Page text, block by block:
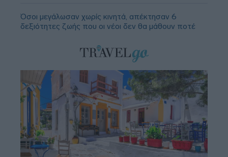
Όσοι μεγάλωσαν χωρίς κινητά, απέκτησαν 6
δεξιότητες ζωής που οι νέοι δεν θα μάθουν ποτέ